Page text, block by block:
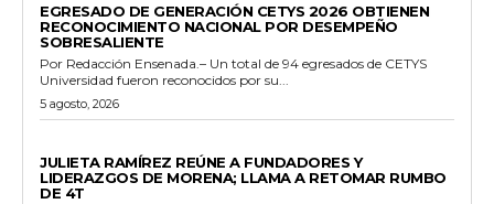
EGRESADO DE GENERACIÓN CETYS 2026 OBTIENEN
RECONOCIMIENTO NACIONAL POR DESEMPEÑO
SOBRESALIENTE
Por Redacción Ensenada.– Un total de 94 egresados de CETYS
Universidad fueron reconocidos por su...
5 agosto, 2026
JULIETA RAMÍREZ REÚNE A FUNDADORES Y
LIDERAZGOS DE MORENA; LLAMA A RETOMAR RUMBO
DE 4T